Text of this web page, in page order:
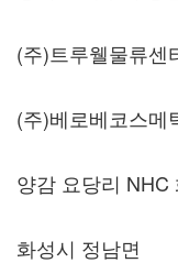
(주)트루웰물류센
(주)베로베코스메
양감 요당리 NHC
화성시 정남면